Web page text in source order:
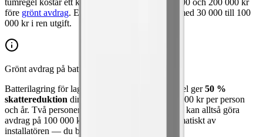
tumregel kostar ett komplett system mellan 60 000 och 200 000 kr
före grönt avdrag. Efter avdraget kan du räkna med 30 000 till 100
000 kr i ren utgift.
Grönt avdrag på batterilagring 2026
Batterilagring för lagring av egenproducerad solel ger50 %
skattereduktion direkt på fakturan, upp till 50 000 kr per person
och år. Två personer som äger huset tillsammans kan alltså göra
avdrag på 100 000 kr totalt. Avdraget dras automatiskt av
installatören — du behöver inte göra något själv.